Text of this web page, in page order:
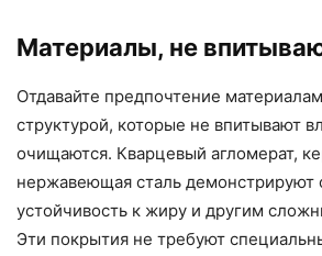
Материалы, не
Отдавайте предпочтение
структурой, которые не впитывают
очищаются. Кварцевый агломерат,
нержавеющая сталь демонстрируют
устойчивость к жиру и другим
Эти покрытия не требуют